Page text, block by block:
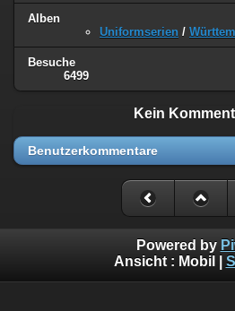
Alben
Uniformserien /
Besuche
6499
Kein
Benutzerkommentare
Powered by
Ansicht : Mobil